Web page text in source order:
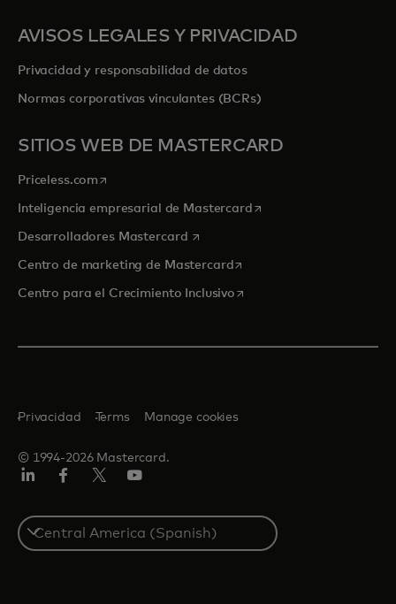
AVISOS LEGALES Y PRIVACIDAD
Privacidad y responsabilidad de datos
Normas corporativas vinculantes (BCRs)
SITIOS WEB DE MASTERCARD
Priceless.com se abre en una pestaña nueva
Inteligencia empresarial de Mastercardse abre en una pestaña
Desarrolladores Mastercard se abre en una pestaña nueva
Centro de marketing de Mastercardse abre en una pestaña
Centro para el Crecimiento Inclusivose abre en una pestaña
© 1994-2026 Mastercard.
Privacidad Terms Manage cookies
Select
a
country